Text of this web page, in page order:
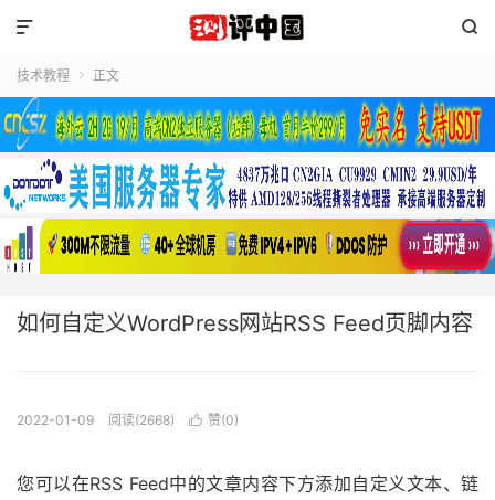


技术教程  正文
如何自定义WordPress网站RSS Feed页脚内容
2022-01-09 阅读(2668)  赞(0)
您可以在RSS Feed中的文章内容下方添加自定义文本、链